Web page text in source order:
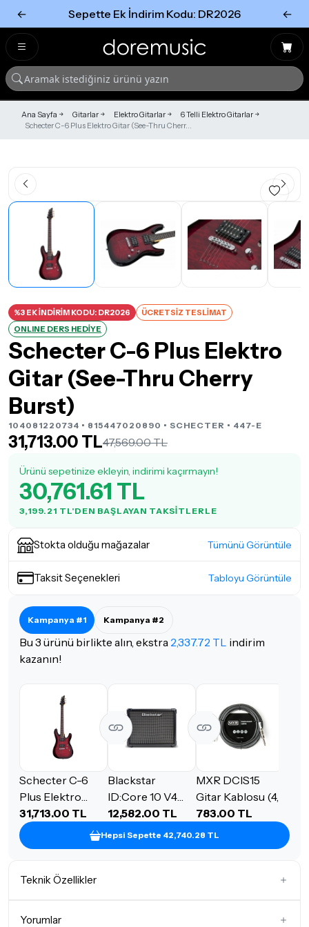
← Sepette Ek İndirim Kodu: DR2026 ←
Ana Sayfa Gitarlar Elektro Gitarlar
6 Telli Elektro Gitarlar
Schecter C-6 Plus Elektro Gitar (See-Thru Cherr...
%3 EK İNDİRİM KODU: DR2026
ÜCRETSİZ TESLİMAT
ONLINE DERS HEDİYE
Schecter C-6 Plus Elektro
Gitar (See-Thru Cherry
Burst)
104081220734 • 815447020890 • SCHECTER • 447-E
31,713.00 TL47,569.00 TL
Ürünü sepetinize ekleyin, indirimi kaçırmayın!
30,761.61 TL
3,199.21 TL'DEN BAŞLAYAN TAKSITLERLE
Stokta olduğu mağazalar Tümünü Görüntüle
Taksit Seçenekleri Tabloyu Görüntüle
Kampanya #1 Kampanya #2
Bu 3 ürünü birlikte alın, ekstra 2,337.72 TL indirim
kazanın!
Schecter C-6
Plus Elektro
Gitar (See-Thru
Cherry Burst)
31,713.00 TL
Blackstar
ID:Core 10 V4
Dijital Kombo
Elektro Gitar
Amfi
12,582.00 TL
MXR DCIS15
Gitar Kablosu (4,5
m)
783.00 TL
Hepsi Sepette 42,740.28 TL
Teknik Özellikler
Yorumlar
Tümünü Gör
Tümünü gör